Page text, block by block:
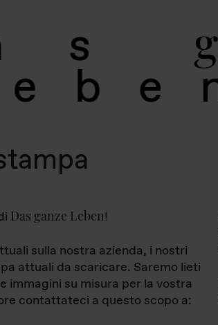
s
e b e
Das ganze Leben!
sulla nostra azienda, i nostri
attuali da scaricare. Saremo lieti
immagini su misura per la vostra
contattateci a questo scopo a: